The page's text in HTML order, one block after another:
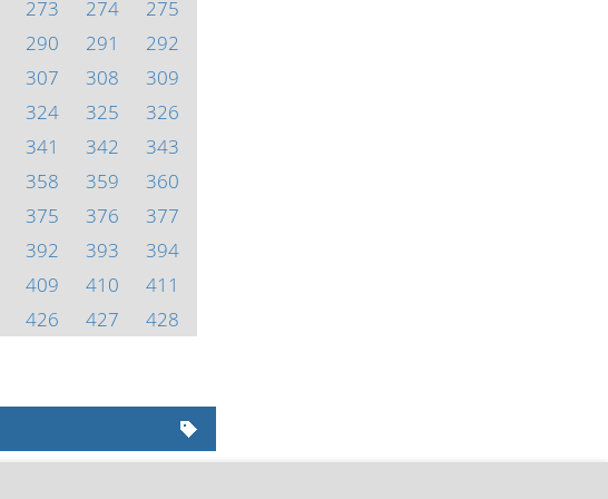
273 274
275
290 291
292
307 308
309
324 325
326
341 342
343
358 359
360
375 376
377
392 393
394
409 410
411
426 427
428